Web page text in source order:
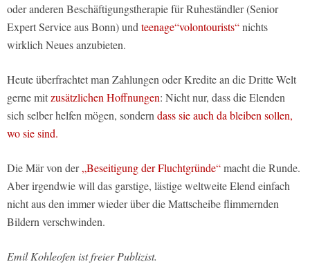
oder anderen Beschäftigungstherapie für Ruheständler (Senior
Expert Service aus Bonn) und teenage“volontourists“nichts
wirklich Neues anzubieten.
Heute überfrachtet man Zahlungen oder Kredite an die Dritte Welt
gerne mitzusätzlichen Hoffnungen: Nicht nur, dass die Elenden
sich selber helfen mögen, sondern dass sie auch da bleiben sollen,
wo sie sind.
Die Mär von der„Beseitigung der Fluchtgründe“macht die Runde.
Aber irgendwie will das garstige, lästige weltweite Elend einfach
nicht aus den immer wieder über die Mattscheibe flimmernden
Bildern verschwinden.
Emil Kohleofen ist freier Publizist.